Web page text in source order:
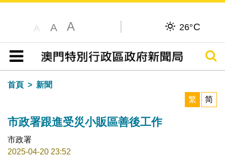
A A A 26°C
目錄
搜尋
首頁
新聞
繁
简
市政署跟進受災小販區善後工作
市政署
2025-04-20 23:52